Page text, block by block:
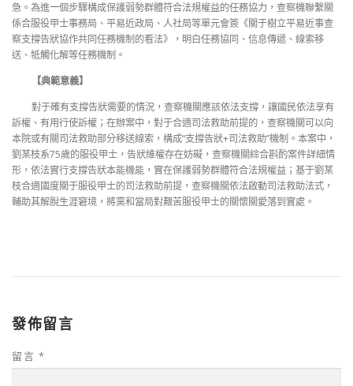
急。為進一個步驟構成保護弱勢群體符合法規權益的任務協力，查察機聯繫關
係合服役甲士事務局、平易近政局、人社局等單元會簽《關于樹立平易近事查
察支撐告狀協作共同任務機制的看法》，明白任務協同、信息傳遞、線索移
送、牴觸化解等任務機制。
【典範意義】
對于確有支撐告狀需要的情況，查察機關應該依法支撐，讓國民依法享有
訴權、有用行使訴權；在辦案中，對于合適司法救助前提的，查察機關可以向
本院或有關司法救助部分移送線索，構成“支撐告狀+司法救助”機制。本案中，
劉某枝系75歲的服役甲士，告狀維權存在妨礙，查察機關綜合斟酌案件詳細情
形，依法實行支撐告狀本能機能，實在保護弱勢群體符合法規權益；基于劉某
枝合適國度關于服役甲士的司法救助前提，查察機關依法啟動司法救助法式，
輔助其解脫生涯窘境，將黨和當局對艱苦服役甲士的關懷關愛落到實處。
發佈留言
留言 *